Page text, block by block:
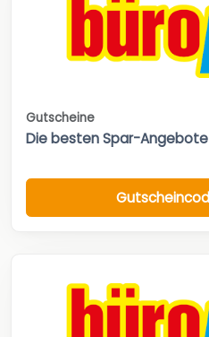
Gutscheine
Die besten Spar-